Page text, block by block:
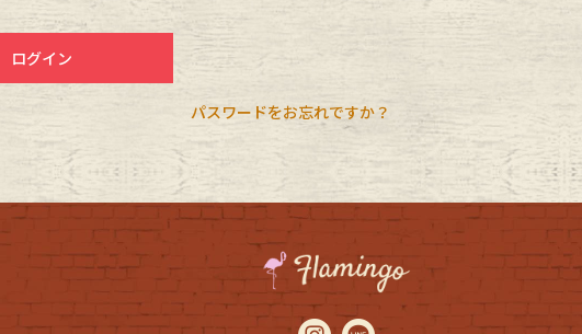
Outer
Fafatt
ーから探す
ログイン
パスワードをお忘れですか？